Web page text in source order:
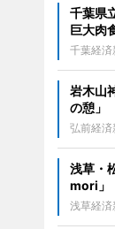
千葉県
巨大肉
千葉経済
岩木山
の憩」
弘前経済
浅草・
mori」
浅草経済